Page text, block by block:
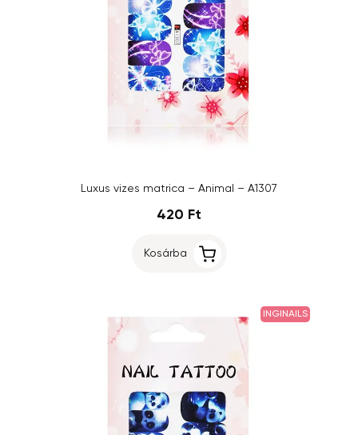
Luxus vizes matrica – Animal – A1307
420 Ft
Kosárba
INGINAILS